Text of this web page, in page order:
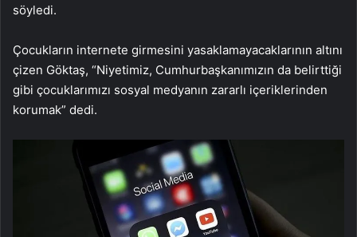
söyledi.
Çocukların internete girmesini yasaklamayacaklarının altını
çizen Göktaş, “Niyetimiz, Cumhurbaşkanımızın da belirttiği
gibi çocuklarımızı sosyal medyanın zararlı içeriklerinden
korumak” dedi.